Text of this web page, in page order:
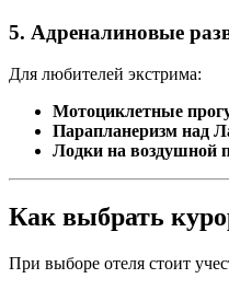
5. Адреналиновые
Для любителей экстрима:
Мотоциклетные
Парапланеризм над
Лодки на воздушной
Как выбрать
При выборе отеля стоит